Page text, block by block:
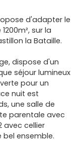
d'adapter le
sur la
la Bataille.
dispose d'un
séjour lumineux
pour un
nuit est
une salle de
parentale avec
avec cellier
ensemble.